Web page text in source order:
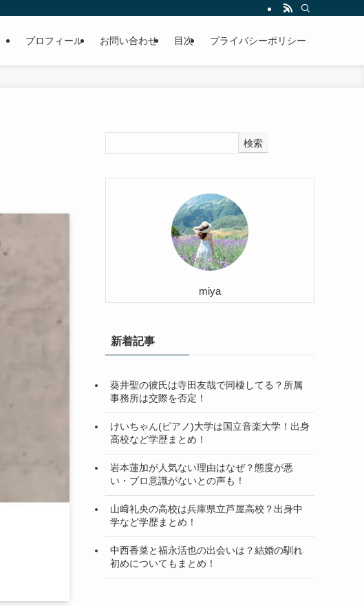
プロフィール お問い合わせ 目次 プライバシーポリシー
検索
miya
新着記事
葵井聖の彼氏は寺田友哉で同棲してる？所属
事務所は交際を否定！
けいちゃん(ピアノ)大学は国立音楽大学！出身
高校など学歴まとめ！
岩本蓮加が人気ない理由はなぜ？態度が悪
い・プロ意識がないとの声も！
山﨑礼央の高校は兵庫県立芦屋高校？出身中
学など学歴まとめ！
中西香菜と福永活也の出会いは？結婚の馴れ
初めについてもまとめ！